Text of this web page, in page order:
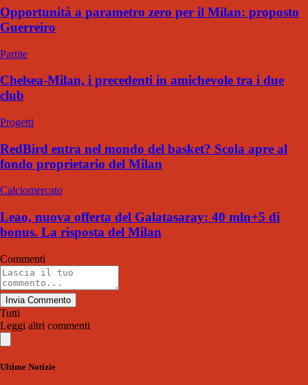
Opportunità a parametro zero per il Milan: proposto
Guerreiro
Partite
Chelsea-Milan, i precedenti in amichevole tra i due
club
Progetti
RedBird entra nel mondo del basket? Scola apre al
fondo proprietario del Milan
Calciomercato
Leao, nuova offerta del Galatasaray: 40 mln+5 di
bonus. La risposta del Milan
Commenti
Invia Commento
Tutti
Leggi altri commenti
Ultime Notizie